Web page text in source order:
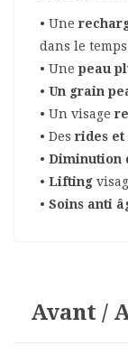
• Une
dans le temps
• Une peau
• Un grain
• Un visage
• Des rides et
• Diminution
• Lifting
• Soins anti
Avant /